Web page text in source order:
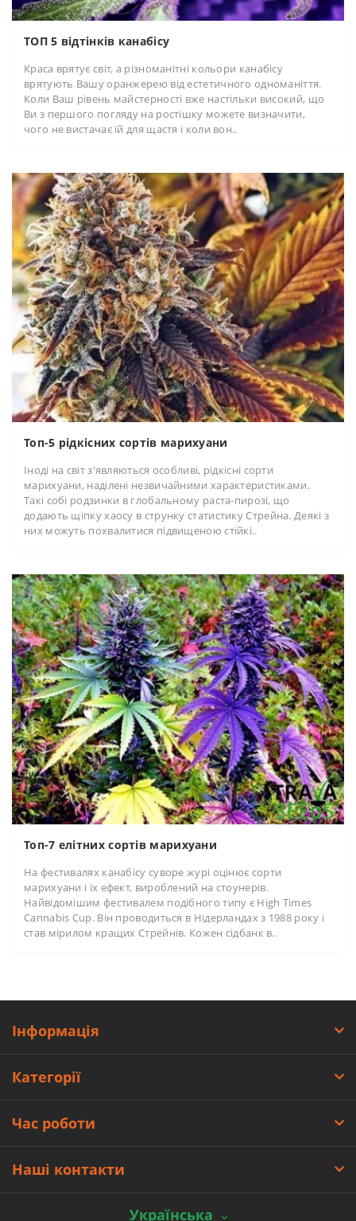
ТОП 5 відтінків канабісу
Краса врятує світ, а різноманітні кольори канабісу
врятують Вашу оранжерею від естетичного одноманіття.
Коли Ваш рівень майстерності вже настільки високий, що
Ви з першого погляду на ростішку можете визначити,
чого не вистачає їй для щастя і коли вон..
Топ-5 рідкісних сортів марихуани
Іноді на світ з'являються особливі, рідкісні сорти
марихуани, наділені незвичайними характеристиками.
Такі собі родзинки в глобальному раста-пирозі, що
додають щіпку хаосу в струнку статистику Стрейна. Деякі з
них можуть похвалитися підвищеною стійкі..
Топ-7 елітних сортів марихуани
На фестивалях канабісу суворе журі оцінює сорти
марихуани і їх ефект, вироблений на cтоунерiв.
Найвідомішим фестивалем подібного типу є High Times
Cannabis Cup. Він проводиться в Нідерландах з 1988 року і
став мірилом кращих Стрейнiв. Кожен сідбанк в..
Інформація
Категорії
Час роботи
Наші контакти
Українська